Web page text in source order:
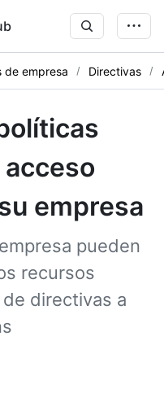
de empresa Directivas
empresa
pueden
recursos
directivas a